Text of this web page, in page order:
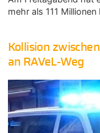
mehr als 111
Kollision
an RAVeL-Weg